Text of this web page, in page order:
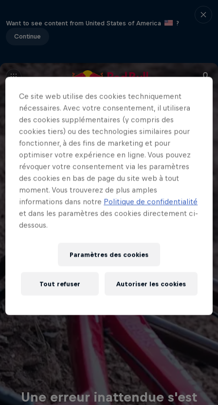
Want to see content from United States of America
?
Continue
Une erreur inattendue s'est
Ce site web utilise des cookies techniquement
nécessaires. Avec votre consentement, il utilisera
des cookies supplémentaires (y compris des
cookies tiers) ou des technologies similaires pour
fonctionner, à des fins de marketing et pour
optimiser votre expérience en ligne. Vous pouvez
révoquer votre consentement via les paramètres
des cookies en bas de page du site web à tout
moment. Vous trouverez de plus amples
informations dans notre Politique de confidentialité
et dans les paramètres des cookies directement ci-
dessous.
Paramètres des cookies
Tout refuser Autoriser les cookies